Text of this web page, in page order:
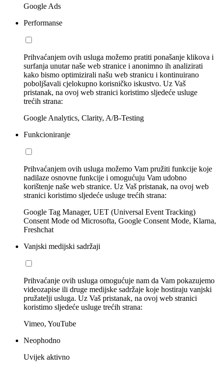
Google Ads
Performanse
Prihvaćanjem ovih usluga možemo pratiti ponašanje klikova i
surfanja unutar naše web stranice i anonimno ih analizirati
kako bismo optimizirali našu web stranicu i kontinuirano
poboljšavali cjelokupno korisničko iskustvo. Uz Vaš
pristanak, na ovoj web stranici koristimo sljedeće usluge
trećih strana:
Google Analytics, Clarity, A/B-Testing
Funkcioniranje
Prihvaćanjem ovih usluga možemo Vam pružiti funkcije koje
nadilaze osnovne funkcije i omogućuju Vam udobno
korištenje naše web stranice. Uz Vaš pristanak, na ovoj web
stranici koristimo sljedeće usluge trećih strana:
Google Tag Manager, UET (Universal Event Tracking)
Consent Mode od Microsofta, Google Consent Mode, Klarna,
Freshchat
Vanjski medijski sadržaji
Prihvaćanje ovih usluga omogućuje nam da Vam pokazujemo
videozapise ili druge medijske sadržaje koje hostiraju vanjski
pružatelji usluga. Uz Vaš pristanak, na ovoj web stranici
koristimo sljedeće usluge trećih strana:
Vimeo, YouTube
Neophodno
Uvijek aktivno